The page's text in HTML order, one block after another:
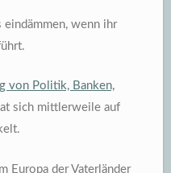
eindämmen, wenn ihr
von Politik, Banken,
sich mittlerweile auf
Europa der Vaterländer